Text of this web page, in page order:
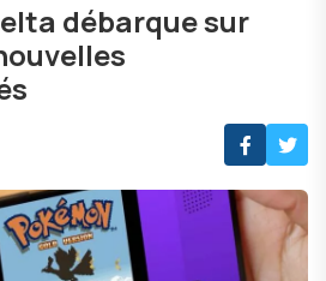
débarque sur